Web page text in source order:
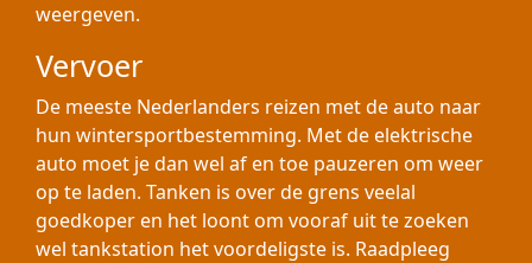
weergeven.
Vervoer
De meeste Nederlanders reizen met de auto naar
hun wintersportbestemming. Met de elektrische
auto moet je dan wel af en toe pauzeren om weer
op te laden. Tanken is over de grens veelal
goedkoper en het loont om vooraf uit te zoeken
wel tankstation het voordeligste is. Raadpleeg